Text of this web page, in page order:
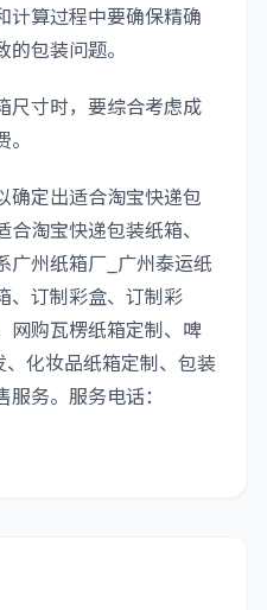
算过程中要确保精确
包装问题。
寸时，要综合考虑成
定出适合淘宝快递包
淘宝快递包装纸箱、
广州纸箱厂_广州泰运纸
、订制彩盒、订制彩
网购瓦楞纸箱定制、啤
化妆品纸箱定制、包装
务。服务电话：